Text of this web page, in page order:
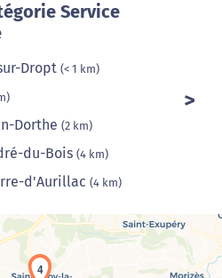
Service
Dropt (< 1 km)
Dorthe (2 km)
du-Bois (4 km)
d'Aurillac (4 km)
4